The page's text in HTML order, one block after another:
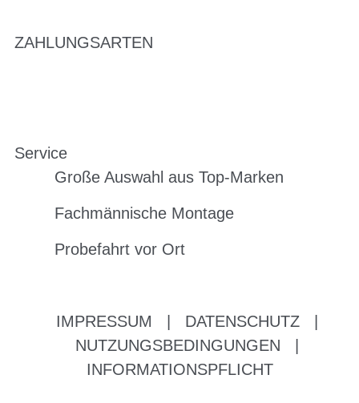
ZAHLUNGSARTEN
Service
Große Auswahl aus Top-Marken
Fachmännische Montage
Probefahrt vor Ort
IMPRESSUM DATENSCHUTZ
NUTZUNGSBEDINGUNGEN
INFORMATIONSPFLICHT